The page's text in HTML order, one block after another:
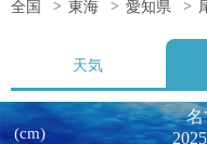
全国 東海 愛知県
天気